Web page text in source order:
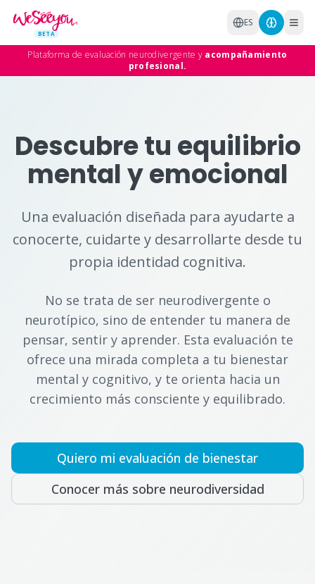
Saltar al contenido principal
BETA
ES
Plataforma de evaluación neurodivergente y acompañamiento
profesional.
Descubre tu equilibrio
mental y emocional
Una evaluación diseñada para ayudarte a
conocerte, cuidarte y desarrollarte desde tu
propia identidad cognitiva.
No se trata de ser neurodivergente o
neurotípico, sino de entender tu manera de
pensar, sentir y aprender. Esta evaluación te
ofrece una mirada completa a tu bienestar
mental y cognitivo, y te orienta hacia un
crecimiento más consciente y equilibrado.
Quiero mi evaluación de bienestar
Conocer más sobre neurodiversidad